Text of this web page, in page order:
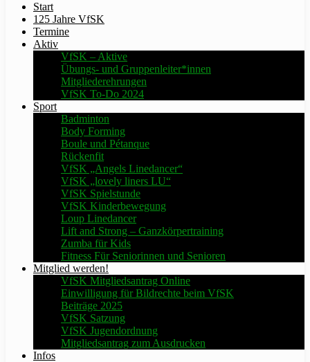
Start
125 Jahre VfSK
Termine
Aktiv
VfSK – Aktive
Übungs- und Gruppenleiter*innen
Mitgliederehrungen
VfSK To-Do 2024
Sport
Badminton
Body Forming
Boule und Pétanque
Rückenfit
VfSK „Angels Linedancer“
VfSK „lovely liners LU“
VfSK Spielstunde
VfSK Kinderbewegung
Loup Linedancer
Lift and Strong – Ganzkörpertraining
Zumba für Kids
Fitness Für Seniorinnen und Senioren
Mitglied werden!
VfSK Mitgliedsantrag Online
Einwilligung für Bildrechte beim VfSK
Beiträge 2025
VfSK Satzung
VfSK Jugendordnung
Mitgliedsantrag zum Ausdrucken
Infos